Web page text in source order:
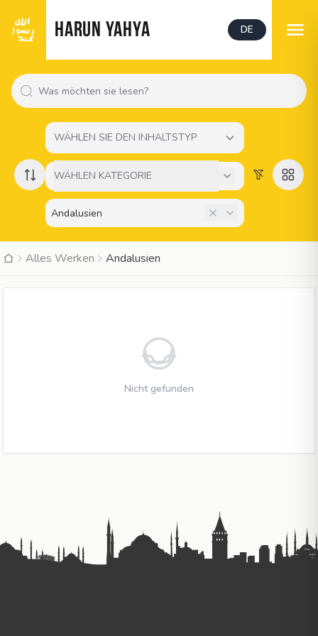
HARUN YAHYA DE
WÄHLEN SIE DEN INHALTSTYP
WÄHLEN KATEGORIE
Alles Werken Andalusien
Nicht gefunden